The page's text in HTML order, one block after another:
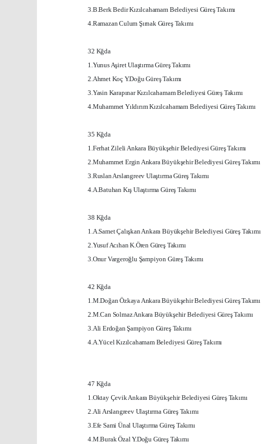
3.B.Berk Bedir Kızılcahamam Belediyesi Güreş Takımı
4.Ramazan Culum Şırnak Güreş Takımı
32 Kğda
1.Yunus Aşiret Ulaştırma Güreş Takımı
2.Ahmet Koç Y.Doğu Güreş Takımı
3.Yasin Karapınar Kızılcahamam Belediyesi Güreş Takımı
4.Muhammet Yıldırım Kızılcahamam Belediyesi Güreş Takımı
35 Kğda
1.Ferhat Zileli Ankara Büyükşehir Belediyesi Güreş Takımı
2.Muhammet Ergin Ankara Büyükşehir Belediyesi Güreş Takımı
3.Ruslan Arslangreev Ulaştırma Güreş Takımı
4.A.Batuhan Kış Ulaştırma Güreş Takımı
38 Kğda
1.A.Samet Çalışkan Ankara Büyükşehir Belediyesi Güreş Takımı
2.Yusuf Acıhan K.Ören Güreş Takımı
3.Onur Vargeroğlu Şampiyon Güreş Takımı
42 Kğda
1.M.Doğan Özkaya Ankara Büyükşehir Belediyesi Güreş Takımı
2.M.Can SolmazAnkara Büyükşehir Belediyesi Güreş Takımı
3.Ali Erdoğan Şampiyon Güreş Takımı
4.A.Yücel Kızılcahamam Belediyesi Güreş Takımı
47 Kğda
1.Oktay Çevik Ankara Büyükşehir Belediyesi Güreş Takımı
2.Ali Arslangreev Ulaştırma Güreş Takımı
3.Efe Sami Ünal Ulaştırma Güreş Takımı
4.M.Burak Özal Y.Doğu Güreş Takımı